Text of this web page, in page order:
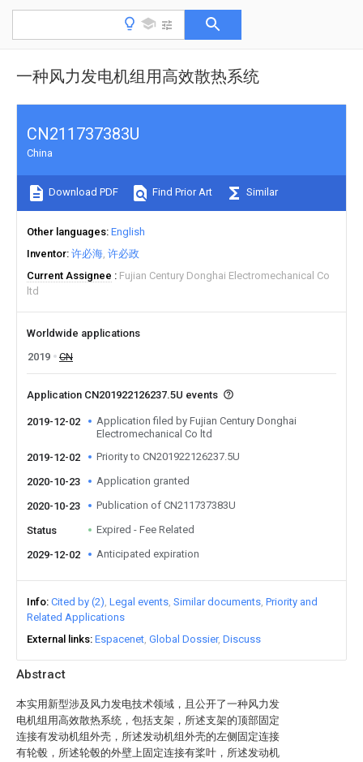
一种风力发电机组用高效散热系统
Abstract
本实用新型涉及风力发电技术领域，且公开了一种风力发
电机组用高效散热系统，包括支架，所述支架的顶部固定
连接有发动机组外壳，所述发动机组外壳的左侧固定连接
有轮毂，所述轮毂的外壁上固定连接有桨叶，所述发动机
CN211737383U
China
Download PDF Find Prior Art Similar
Other languages English
Inventor 许必海 许必政
Current Assignee
Fujian Century Donghai Electromechanical Co
ltd
Worldwide applications
2019
CN
Application CN201922126237.5U events
2019-12-02
Application filed by Fujian Century Donghai
Electromechanical Co ltd
2019-12-02
Priority to CN201922126237.5U
2020-10-23 Application granted
2020-10-23 Publication of CN211737383U
Status Expired - Fee Related
2029-12-02 Anticipated expiration
Info Cited by (2) Legal events Similar documents Priority and
Related Applications
External links Espacenet Global Dossier Discuss